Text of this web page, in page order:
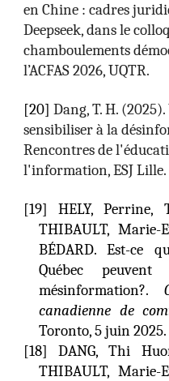
en Chine : cadres
Deepseek, dans le
chamboulements
l’ACFAS 2026, UQTR.
[20]Dang, T. H.
sensibiliser à la
Rencontres de
l'information, ESJ Lille.
[19] HELY, Perrine,
THIBAULT, Marie-
BÉDARD. Est-ce
Québec
mésinformation?.
canadienne de
Toronto, 5 juin 2025.
[18] DANG, Thi
THIBAULT, Marie-